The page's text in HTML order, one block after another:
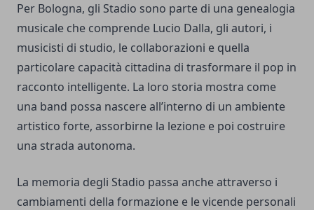
Per Bologna, gli Stadio sono parte di una genealogia
musicale che comprende Lucio Dalla, gli autori, i
musicisti di studio, le collaborazioni e quella
particolare capacità cittadina di trasformare il pop in
racconto intelligente. La loro storia mostra come
una band possa nascere all’interno di un ambiente
artistico forte, assorbirne la lezione e poi costruire
una strada autonoma.
La memoria degli Stadio passa anche attraverso i
cambiamenti della formazione e le vicende personali